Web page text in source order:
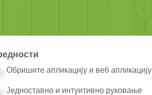
Обришите апликацију и веб апликацију
Једноставно и интуитивно руковање